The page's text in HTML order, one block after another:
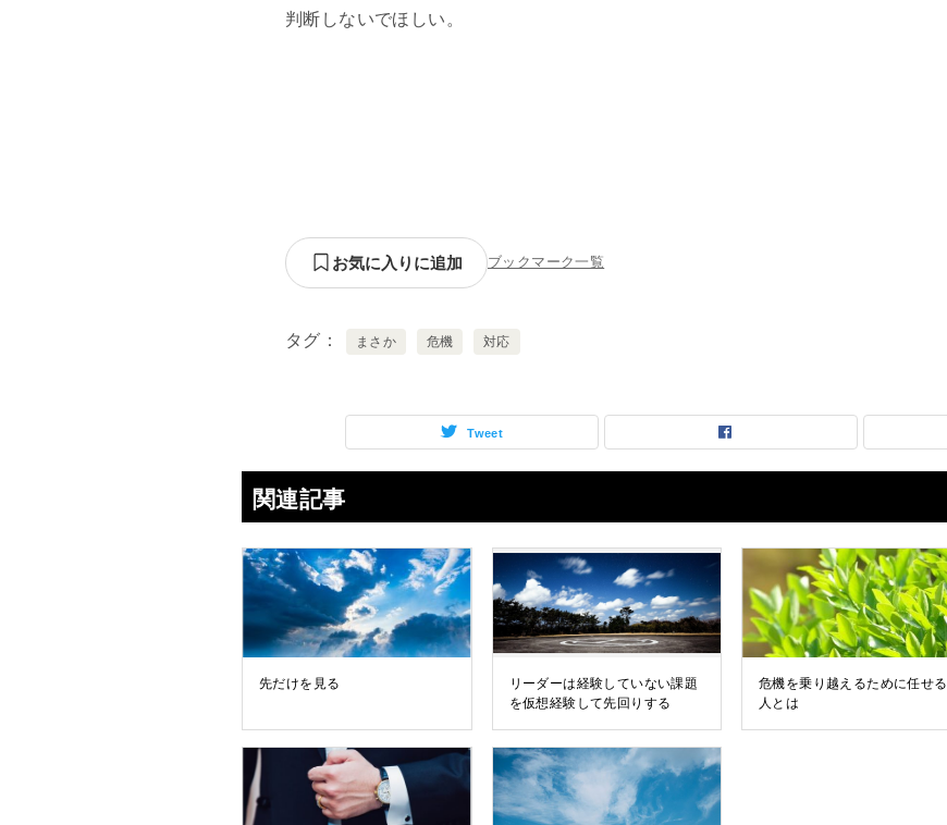
判断しないでほしい。
お気に入りに追加 ブックマーク一覧
タグ まさか 危機 対応
Tweet
関連記事
先だけを見る
リーダーは経験していない課題
を仮想経験して先回りする
危機を乗り越えるために任せる
人とは